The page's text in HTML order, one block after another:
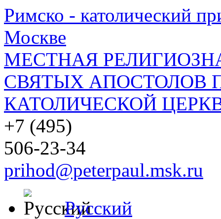
Римско - католический
Москве
МЕСТНАЯ
СВЯТЫХ АПОСТОЛОВ
КАТОЛИЧЕСКОЙ
+7 (495)
506-23-34
prihod@peterpaul.msk.ru
Русский